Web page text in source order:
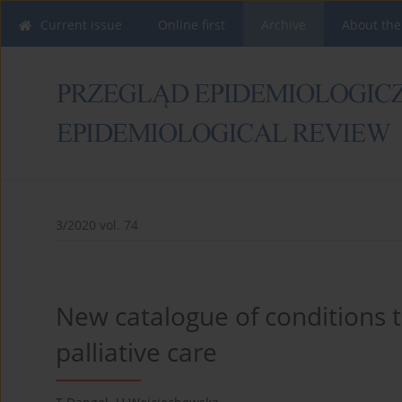
Current issue Online first About
3/2020 vol. 74
New catalogue of
palliative care